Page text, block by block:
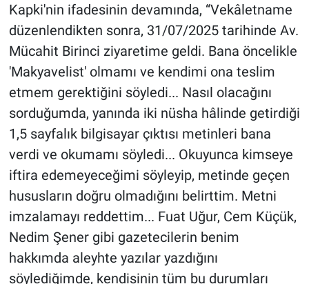
Kapki'nin ifadesinin devamında, “Vekâletname
düzenlendikten sonra, 31/07/2025 tarihinde Av.
Mücahit Birinci ziyaretime geldi. Bana öncelikle
'Makyavelist' olmamı ve kendimi ona teslim
etmem gerektiğini söyledi... Nasıl olacağını
sorduğumda, yanında iki nüsha hâlinde getirdiği
1,5 sayfalık bilgisayar çıktısı metinleri bana
verdi ve okumamı söyledi... Okuyunca kimseye
iftira edemeyeceğimi söyleyip, metinde geçen
hususların doğru olmadığını belirttim. Metni
imzalamayı reddettim... Fuat Uğur, Cem Küçük,
Nedim Şener gibi gazetecilerin benim
hakkımda aleyhte yazılar yazdığını
söylediğimde, kendisinin tüm bu durumları
Kimdir
Koronavirüs
Kültür Sanat
Ne demişti
Nedir
Popüler
Programlar
Sağlık